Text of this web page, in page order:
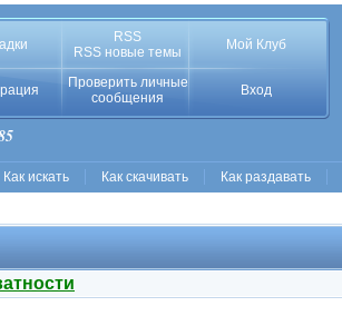
RSS
RSS новые темы
Мой Клуб
Проверить личные
сообщения
Вход
Как искать Как скачивать Как раздавать